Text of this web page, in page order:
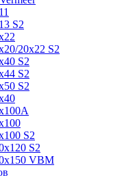
S2
20x22 S2
S2
S2
S2
S2
S2
VBM